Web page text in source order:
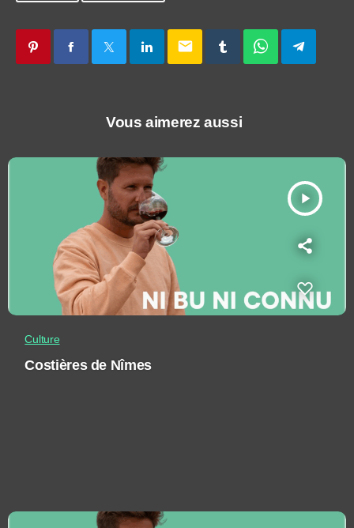
email
Vous aimerez aussi
play_arrow
Culture
Costières de Nîmes